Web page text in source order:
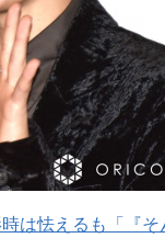
は怯えるも「『そ